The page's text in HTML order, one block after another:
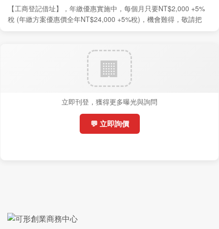
【工商登記借址】，年繳優惠實施中，每個月只要NT$2,000 +5%
稅 (年繳方案優惠價全年NT$24,000 +5%稅)，機會難得，敬請把
立即刊登，獲得更多曝光與詢問
💬 立即詢價